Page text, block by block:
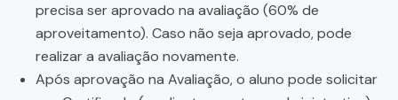
precisa ser aprovado na avaliação (60% de
aproveitamento). Caso não seja aprovado, pode
realizar a avaliação novamente.
Após aprovação na Avaliação, o aluno pode solicitar